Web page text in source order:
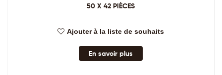
50 X 42 PIÈCES
Ajouter à la liste de souhaits
En savoir plus